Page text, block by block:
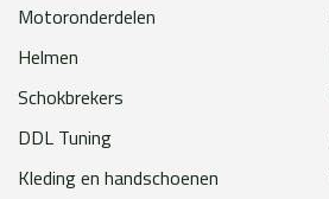
Motoronderdelen
Helmen
Schokbrekers
DDL Tuning
Kleding en handschoenen